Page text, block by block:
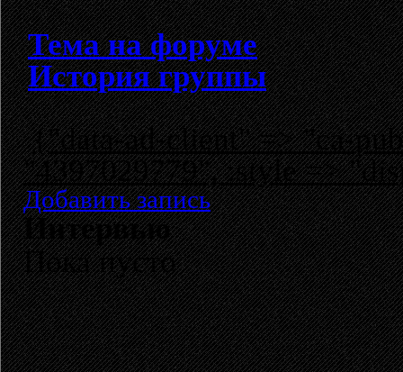
Тема на форуме
История группы
{"data-ad-client" => "ca-
"4397029779", :style =>
Добавить запись
Интервью
Пока пусто